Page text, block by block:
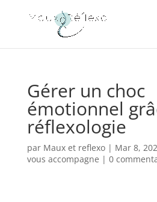
Gérer un choc
émotionnel
réflexologie
par Maux et reflexo| Mar 8,
vous accompagne | 0